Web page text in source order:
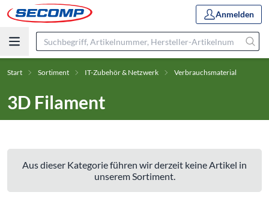
Anmelden
Start Sortiment IT-Zubehör & Netzwerk Verbrauchsmaterial
3D Filament
Aus dieser Kategorie führen wir derzeit keine Artikel in
unserem Sortiment.